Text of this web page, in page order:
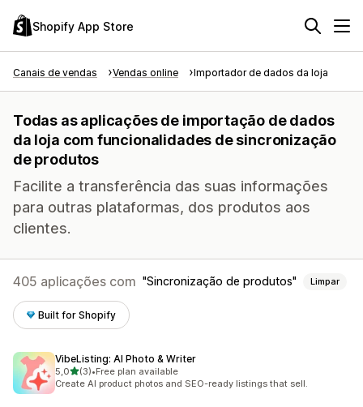
Shopify App Store
Canais de vendas Vendas online Importador de dados da loja
Todas as aplicações de importação de dados
da loja com funcionalidades de sincronização
de produtos
Facilite a transferência das suas informações
para outras plataformas, dos produtos aos
clientes.
405 aplicações com Sincronização de produtos Limpar
Built for Shopify
VibeListing: AI Photo & Writer
5,0de 5 estrelas
(3)
3 total de avaliações
•Free plan available
Create AI product photos and SEO-ready listings that sell.